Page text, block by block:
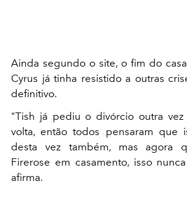
Ainda segundo o site, o fim do
Cyrus já tinha resistido a outras
definitivo.
"Tish já pediu o divórcio outra
volta, então todos pensaram que
desta vez também, mas agora
Firerose em casamento, isso
afirma.